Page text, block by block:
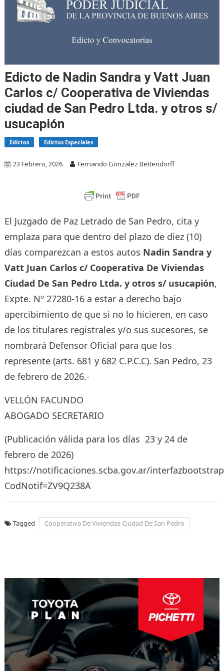
Edicto de Nadin Sandra y Vatt Juan
Carlos c/ Cooperativa de Viviendas
ciudad de San Pedro Ltda. y otros s/
usucapión
Edictos Edictos Especiales
23 Febrero, 2026 Fernando Gonzalez Bettendorff
El Juzgado de Paz Letrado de San Pedro, cita y
emplaza para que dentro del plazo de diez (10)
días comparezcan a estos autos Nadin Sandra y
Vatt Juan Carlos c/ Cooperativa De Viviendas
Ciudad De San Pedro Ltda. y otros s/ usucapión,
Expte. Nº 27280-16 a estar a derecho bajo
apercibimiento de que si no lo hicieren, en caso
de los titulares registrales y/o sus sucesores, se
nombrará Defensor Oficial para que los
represente (arts. 681 y 682 C.P.C.C). San Pedro, 23
de febrero de 2026.-
VELLÓN FACUNDO
ABOGADO SECRETARIO
(Publicación válida para los días 23 y 24 de
febrero de 2026)
https://notificaciones.scba.gov.ar/
CodNotif=ZV9Q238A
Tagged Cooperativa De Viviendas Ciudad De San Pedro
entradas